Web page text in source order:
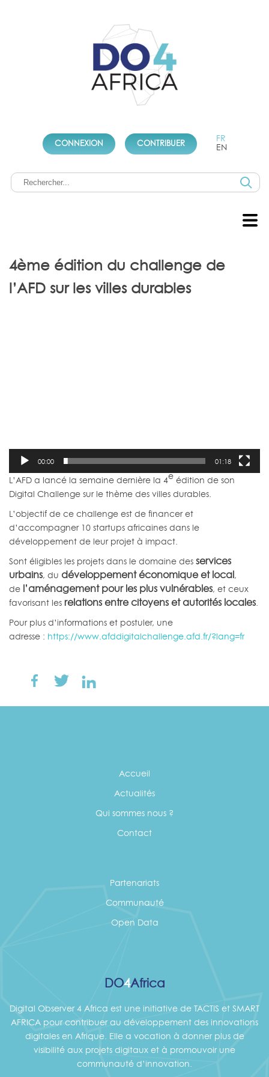
CONNEXION CONTRIBUER
FR
EN
4ème édition du challenge de
l’AFD sur les villes durables
00:00 01:18
L’AFD a lancé la semaine dernière la 4e édition de son
Digital Challenge sur le thème des villes durables.
L’objectif de ce challenge est de financer et
d’accompagner 10 startups africaines dans le
développement de leur projet à impact.
Sont éligibles les projets dans le domaine des services
urbains, du développement économique et local,
de l’aménagement pour les plus vulnérables, et ceux
favorisant les relations entre citoyens et autorités locales
Pour plus d’informations et postuler, une
adresse : https://www. afddigitalchallenge.afd.fr/?lang=fr
Accueil
Actualités
Qui sommes nous ?
Contact
Partenariats
Communauté
Open Data
DO4Africa
Digital Observer 4 Africa est une initiative de TACTIS et SMART
AFRICA pour contribuer au développement des innovations
digitales en Afrique. Elle a vocation à donner plus de
visibilité aux projets digitaux et à promouvoir une
communauté d’innovation.